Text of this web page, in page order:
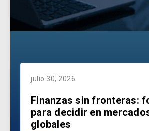
julio 30, 2026
Finanzas sin fronteras:
para decidir en
globales